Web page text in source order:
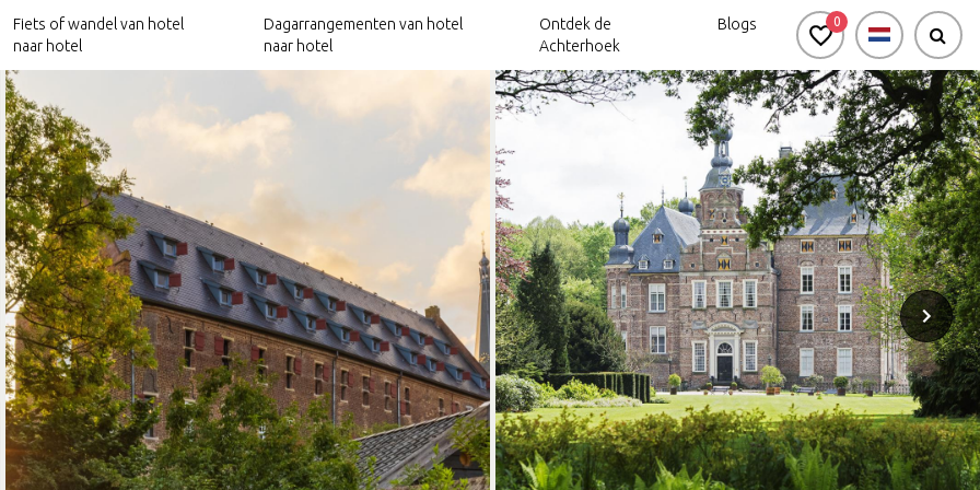
Hotels nabij het Pieterpad
Hotels nabij het Trekvogelpad
Hotels nabij Ode aan het Landschap
Relax arrangementen
Culturele arrangementen
Fiets of wandel van hotel
naar hotel
Dagarrangementen van hotel
naar hotel
Ontdek de
Achterhoek
Blogs 0